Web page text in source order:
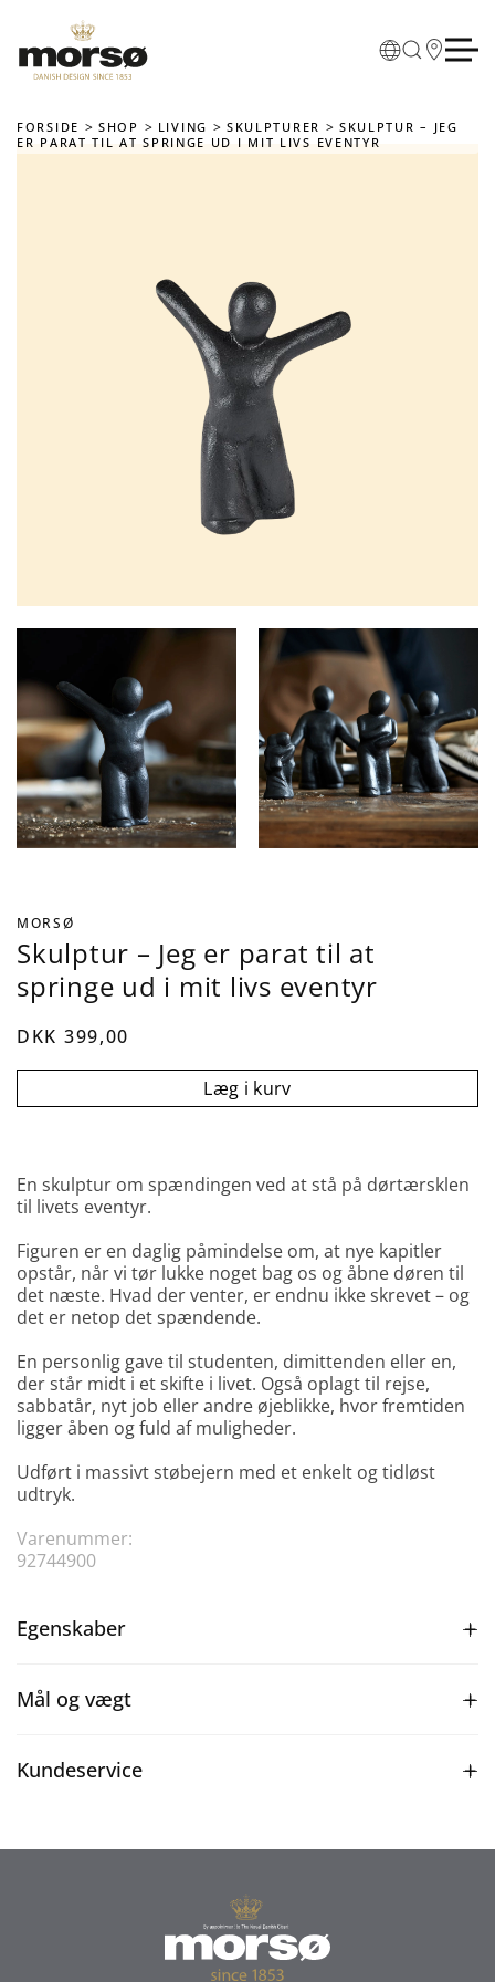
Skip to main content
FORSIDE SHOP LIVING SKULPTURER
SKULPTUR – JEG
ER PARAT TIL AT SPRINGE UD I MIT LIVS EVENTYR
MORSØ
Skulptur – Jeg er parat til at
springe ud i mit livs eventyr
DKK 399,00
Læg i kurv
En skulptur om spændingen ved at stå på dørtærsklen
til livets eventyr.
Figuren er en daglig påmindelse om, at nye kapitler
opstår, når vi tør lukke noget bag os og åbne døren til
det næste. Hvad der venter, er endnu ikke skrevet – og
det er netop det spændende.
En personlig gave til studenten, dimittenden eller en,
der står midt i et skifte i livet. Også oplagt til rejse,
sabbatår, nyt job eller andre øjeblikke, hvor fremtiden
ligger åben og fuld af muligheder.
Udført i massivt støbejern med et enkelt og tidløst
udtryk.
Varenummer:
92744900
Egenskaber
Mål og vægt
Kundeservice